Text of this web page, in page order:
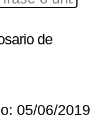
de
05/06/2019